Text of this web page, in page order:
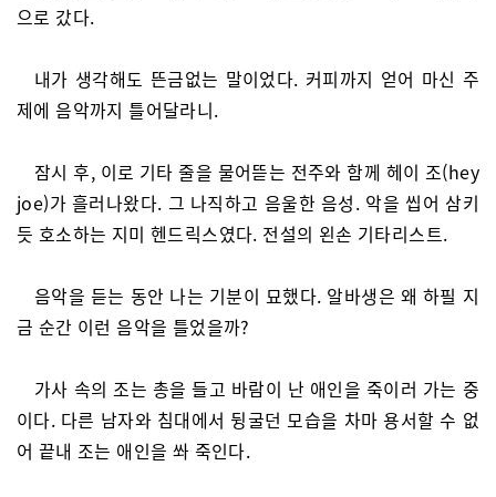
으로 갔다.
내가 생각해도 뜬금없는 말이었다. 커피까지 얻어 마신 주
제에 음악까지 틀어달라니.
잠시 후, 이로 기타 줄을 물어뜯는 전주와 함께 헤이 조(hey
joe)가 흘러나왔다. 그 나직하고 음울한 음성. 악을 씹어 삼키
듯 호소하는 지미 헨드릭스였다. 전설의 왼손 기타리스트.
음악을 듣는 동안 나는 기분이 묘했다. 알바생은 왜 하필 지
금 순간 이런 음악을 틀었을까?
가사 속의 조는 총을 들고 바람이 난 애인을 죽이러 가는 중
이다. 다른 남자와 침대에서 뒹굴던 모습을 차마 용서할 수 없
어 끝내 조는 애인을 쏴 죽인다.